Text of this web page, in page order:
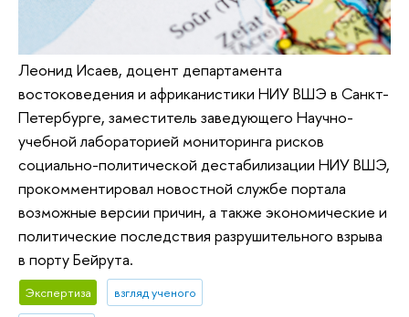
Леонид Исаев, доцент департамента
востоковедения и африканистики НИУ ВШЭ в Санкт-
Петербурге, заместитель заведующего Научно-
учебной лабораторией мониторинга рисков
социально-политической дестабилизации НИУ ВШЭ,
прокомментировал новостной службе портала
возможные версии причин, а также экономические и
политические последствия разрушительного взрыва
в порту Бейрута.
Экспертиза взгляд ученого